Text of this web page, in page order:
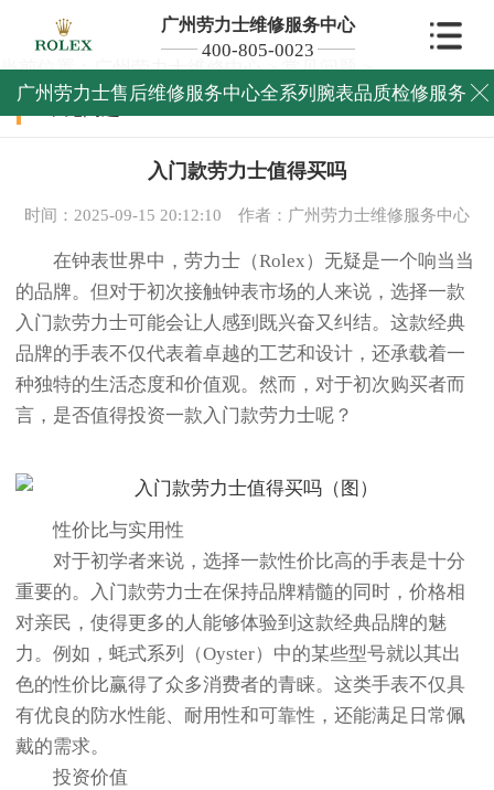
广州劳力士维修服务中心
400-805-0023
广州劳力士售后维修服务中心全系列腕表品质检修服务 
当前位置：广州劳力士维修中心>常见问题>
常见问题
入门款劳力士值得买吗
时间：2025-09-15 20:12:10 作者：广州劳力士维修服务中心
在钟表世界中，劳力士（Rolex）无疑是一个响当当
的品牌。但对于初次接触钟表市场的人来说，选择一款
入门款劳力士可能会让人感到既兴奋又纠结。这款经典
品牌的手表不仅代表着卓越的工艺和设计，还承载着一
种独特的生活态度和价值观。然而，对于初次购买者而
言，是否值得投资一款入门款劳力士呢？
性价比与实用性
对于初学者来说，选择一款性价比高的手表是十分
重要的。入门款劳力士在保持品牌精髓的同时，价格相
对亲民，使得更多的人能够体验到这款经典品牌的魅
力。例如，蚝式系列（Oyster）中的某些型号就以其出
色的性价比赢得了众多消费者的青睐。这类手表不仅具
有优良的防水性能、耐用性和可靠性，还能满足日常佩
戴的需求。
投资价值